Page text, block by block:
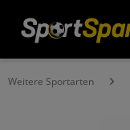
Weitere Sportarten